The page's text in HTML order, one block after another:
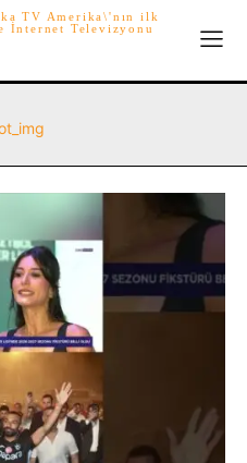
TV Amerika\'nın ilk
İnternet Televizyonu